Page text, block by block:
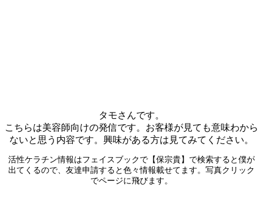
タモさんです。
こちらは美容師向けの発信です。お客様が見ても意味わから
ないと思う内容です。興味がある方は見てみてください。
活性ケラチン情報はフェイスブックで【保宗貴】で検索すると僕が
出てくるので、友達申請すると色々情報載せてます。写真クリック
でページに飛びます。